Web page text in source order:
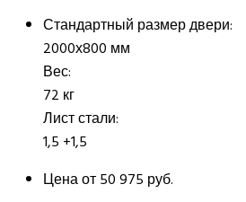
Стандартный размер двери:
2000х800 мм
Вес:
72 кг
Лист стали:
1,5 +1,5
Цена от50 975 руб.